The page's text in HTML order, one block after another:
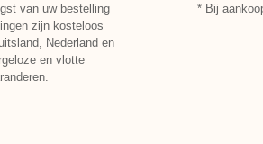
van uw bestelling
zijn kosteloos
Nederland en
en vlotte
* Bij